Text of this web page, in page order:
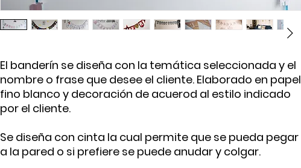
El banderín se diseña con la temática seleccionada y el
nombre o frase que desee el cliente. Elaborado en papel
fino blanco y decoración de acuerod al estilo indicado
por el cliente.
Se diseña con cinta la cual permite que se pueda pegar
a la pared o si prefiere se puede anudar y colgar.